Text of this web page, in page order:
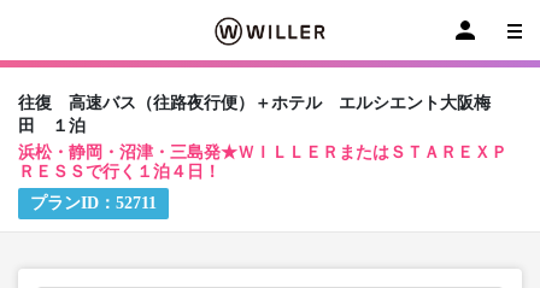
往復 高速バス（往路夜行便）＋ホテル エルシエント大阪梅
田 １泊
浜松・静岡・沼津・三島発★ＷＩＬＬＥＲまたはＳＴＡＲＥＸＰ
ＲＥＳＳで行く１泊４日！
プランID： 52711